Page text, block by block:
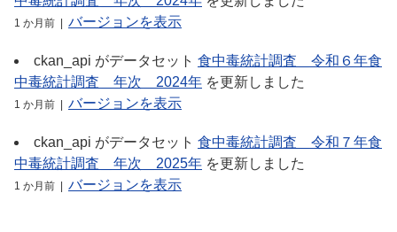
1 か月前 | バージョンを表示
ckan_api がデータセット 食中毒統計調査＿令和６年食
中毒統計調査＿年次＿2024年 を更新しました
1 か月前 | バージョンを表示
ckan_api がデータセット 食中毒統計調査＿令和７年食
中毒統計調査＿年次＿2025年 を更新しました
1 か月前 | バージョンを表示